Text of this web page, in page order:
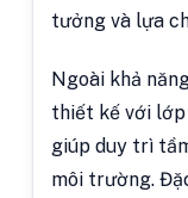
tưởng và lựa
Ngoài khả
thiết kế với lớp
giúp duy trì
môi trường.